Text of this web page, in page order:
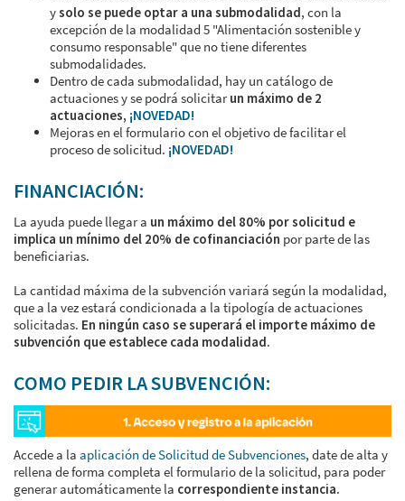
ysolo se puede optar a una submodalidad, con la
excepción de la modalidad 5 "Alimentación sostenible y
consumo responsable" que no tiene diferentes
submodalidades.
Dentro de cada submodalidad, hay un catálogo de
actuaciones y se podrá solicitarun máximo de 2
actuaciones, ¡NOVEDAD!
Mejoras en el formulario con el objetivo de facilitar el
proceso de solicitud. ¡NOVEDAD!
FINANCIACIÓN:
La ayuda puede llegar a un máximo del 80% por solicitud e
implica un mínimo del 20% de cofinanciación por parte de las
beneficiarias.
La cantidad máxima de la subvención variará según la modalidad,
que a la vez estará condicionada a la tipología de actuaciones
solicitadas. En ningún caso se superará el importe máximo de
subvención que establece cada modalidad.
COMO PEDIR LA SUBVENCIÓN:
Accede a la aplicación de Solicitud de Subvenciones, date de alta y
rellena de forma completa el formulario de la solicitud, para poder
generar automáticamente la correspondiente instancia.